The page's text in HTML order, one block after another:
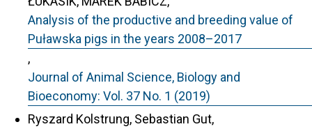
Analysis of the productive and breeding value of
Puławska pigs in the years 2008–2017
,
Journal of Animal Science, Biology and
Bioeconomy: Vol. 37 No. 1 (2019)
Ryszard Kolstrung, Sebastian Gut,